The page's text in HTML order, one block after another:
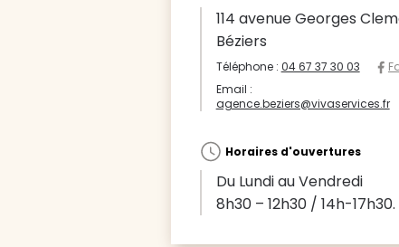
gratuit
Trouver mon agence114 avenue Georges
Béziers
Téléphone : 04 67 37 30 03
Email :
agence.beziers@vivaservices.fr
Horaires d'ouvertures
Du Lundi au Vendredi
8h30 – 12h30 / 14h-17h30.